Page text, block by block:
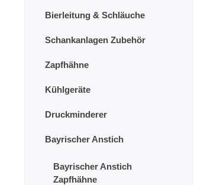
Bierleitung & Schläuche
Schankanlagen Zubehör
Zapfhähne
Kühlgeräte
Druckminderer
Bayrischer Anstich
Bayrischer Anstich
Zapfhähne